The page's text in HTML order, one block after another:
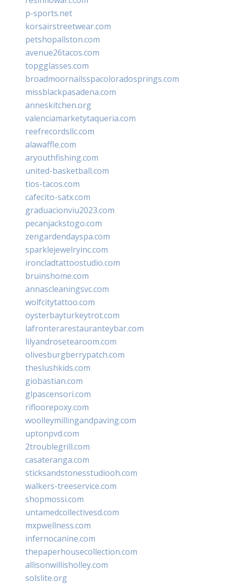
p-sports.net
korsairstreetwear.com
petshopallston.com
avenue26tacos.com
topgglasses.com
broadmoornailsspacoloradosprings.com
missblackpasadena.com
anneskitchen.org
valenciamarketytaqueria.com
reefrecordsllc.com
alawaffle.com
aryouthfishing.com
united-basketball.com
tios-tacos.com
cafecito-satx.com
graduacionviu2023.com
pecanjackstogo.com
zengardendayspa.com
sparklejewelryinc.com
ironcladtattoostudio.com
bruinshome.com
annascleaningsvc.com
wolfcitytattoo.com
oysterbayturkeytrot.com
lafronterarestauranteybar.com
lilyandrosetearoom.com
olivesburgberrypatch.com
theslushkids.com
giobastian.com
glpascensori.com
rifloorepoxy.com
woolleymillingandpaving.com
uptonpvd.com
2troublegrill.com
casateranga.com
sticksandstonesstudiooh.com
walkers-treeservice.com
shopmossi.com
untamedcollectivesd.com
mxpwellness.com
infernocanine.com
thepaperhousecollection.com
allisonwillisholley.com
solslite.org